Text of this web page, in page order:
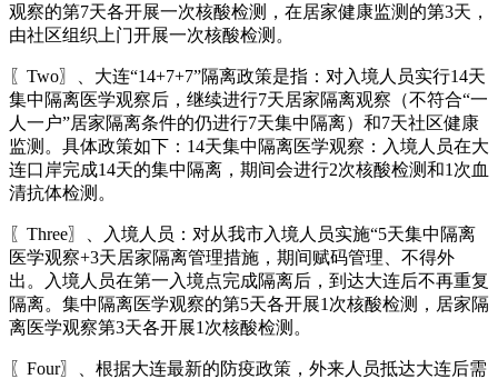
观察的第7天各开展一次核酸检测，在居家健康监测的第3天，
由社区组织上门开展一次核酸检测。
〖Two〗、大连“14+7+7”隔离政策是指：对入境人员实行14天
集中隔离医学观察后，继续进行7天居家隔离观察（不符合“一
人一户”居家隔离条件的仍进行7天集中隔离）和7天社区健康
监测。具体政策如下：14天集中隔离医学观察：入境人员在大
连口岸完成14天的集中隔离，期间会进行2次核酸检测和1次血
清抗体检测。
〖Three〗、入境人员：对从我市入境人员实施“5天集中隔离
医学观察+3天居家隔离管理措施，期间赋码管理、不得外
出。入境人员在第一入境点完成隔离后，到达大连后不再重复
隔离。集中隔离医学观察的第5天各开展1次核酸检测，居家隔
离医学观察第3天各开展1次核酸检测。
〖Four〗、根据大连最新的防疫政策，外来人员抵达大连后需